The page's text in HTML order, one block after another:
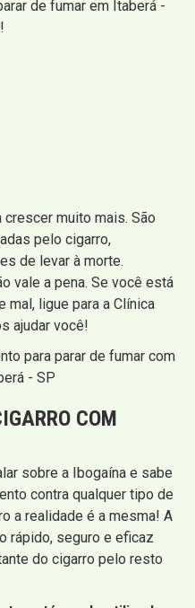
de fumar em Itaberá -
muito mais. São
pelo cigarro,
de levar à morte.
vale a pena. Se você está
mal, ligue para a Clínica
ajudar você!
para parar de fumar com
- SP
COM
sobre a Ibogaína e sabe
contra qualquer tipo de
a realidade é a mesma! A
rápido, seguro e eficaz
do cigarro pelo resto